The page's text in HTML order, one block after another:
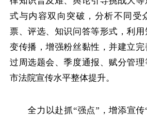
式与内容双向突破，分析不同受
票、评选、知识问答等形式，利
变传播，增强粉丝黏性，并建立
过周选题会、季度通报、赋分管
市法院宣传水平整体提升。
全力以赴抓“强点”，增添宣传